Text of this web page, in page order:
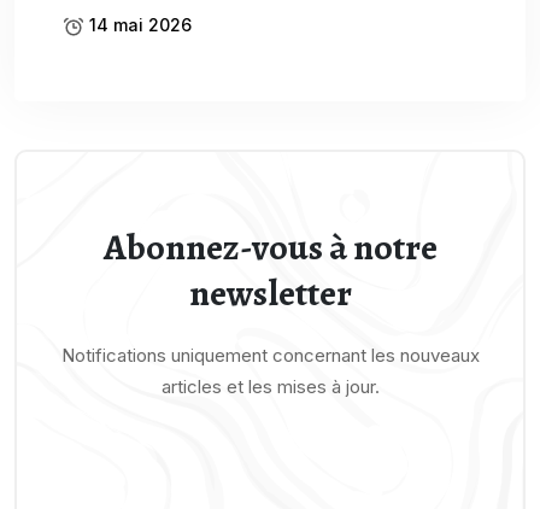
14 mai 2026
Abonnez-vous à notre
newsletter
Notifications uniquement concernant les nouveaux
articles et les mises à jour.